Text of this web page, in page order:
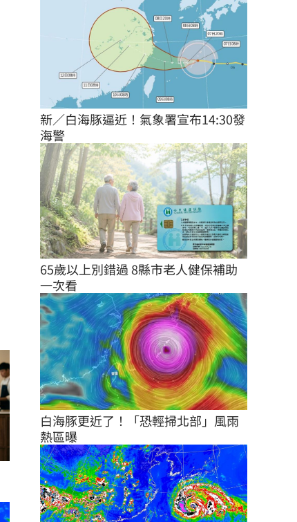
新／白海豚逼近！氣象署宣布14:30發
海警
65歲以上別錯過 8縣市老人健保補助
一次看
白海豚更近了！「恐輕掃北部」風雨
熱區曝